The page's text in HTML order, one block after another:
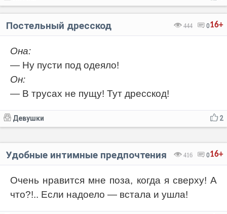
16+
444 0
Постельный дресскод
Она:
— Ну пусти под одеяло!
Он:
— В трусах не пущу! Тут дресскод!
2
Девушки
16+
416 0
Удобные интимные предпочтения
Очень нравится мне поза, когда я сверху! А
что?!.. Если надоело — встала и ушла!